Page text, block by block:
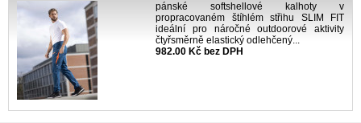
pánské softshellové kalhoty v
propracovaném štíhlém střihu SLIM FIT
ideální pro náročné outdoorové aktivity
čtyřsměrně elastický odlehčený...
982.00 Kč bez DPH